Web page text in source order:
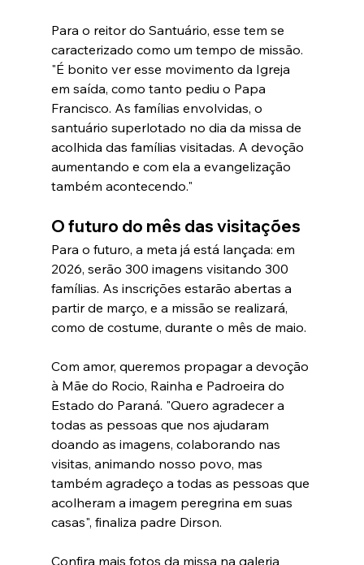
Para o reitor do Santuário, esse tem se
caracterizado como um tempo de missão.
"É bonito ver esse movimento da Igreja
em saída, como tanto pediu o Papa
Francisco. As famílias envolvidas, o
santuário superlotado no dia da missa de
acolhida das famílias visitadas. A devoção
aumentando e com ela a evangelização
também acontecendo."
O futuro do mês das visitações
Para o futuro, a meta já está lançada: em
2026, serão 300 imagens visitando 300
famílias. As inscrições estarão abertas a
partir de março, e a missão se realizará,
como de costume, durante o mês de maio.
Com amor, queremos propagar a devoção
à Mãe do Rocio, Rainha e Padroeira do
Estado do Paraná. "Quero agradecer a
todas as pessoas que nos ajudaram
doando as imagens, colaborando nas
visitas, animando nosso povo, mas
também agradeço a todas as pessoas que
acolheram a imagem peregrina em suas
casas", finaliza padre Dirson.
Confira mais fotos da missa na galeria